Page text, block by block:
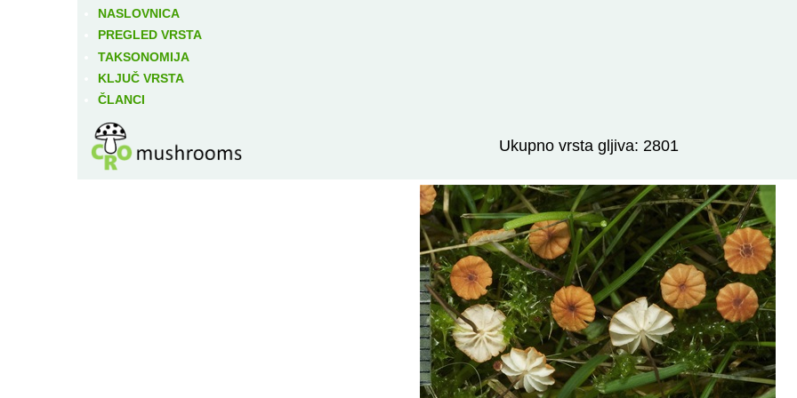
NASLOVNICA
PREGLED VRSTA
TAKSONOMIJA
KLJUČ VRSTA
ČLANCI
Ukupno vrsta gljiva: 2801